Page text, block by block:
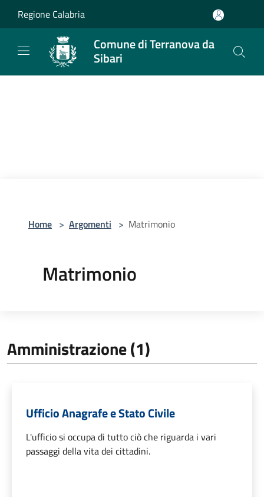
Regione Calabria
Comune di Terranova da
Sibari
Home > Argomenti > Matrimonio
Matrimonio
Amministrazione (1)
Ufficio Anagrafe e Stato Civile
L'ufficio si occupa di tutto ciò che riguarda i vari
passaggi della vita dei cittadini.